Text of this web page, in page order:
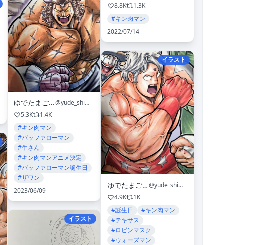
ゆでたまご嶋田
@yude_shimada
5.3K
1.4K
#キン肉マン
#バッファローマン
#牛さん
#キン肉マンアニメ決定
#バッファローマン誕生日
#ザワン
2023/06/09
イラスト
8.8K
1.3K
#キン肉マン
2022/07/14
イラスト
ゆでたまご嶋田
@yude_shimada
4.9K
1K
#誕生日
#キン肉マン
#テキサス
#ロビンマスク
#ウォーズマン